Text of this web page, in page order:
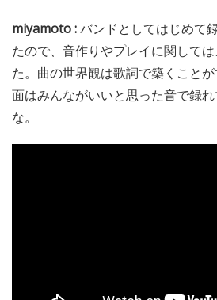
miyamoto :バンドとしてはじめて
たので、音作りやプレイに関して
た。曲の世界観は歌詞で築くこと
面はみんながいいと思った音で録
な。